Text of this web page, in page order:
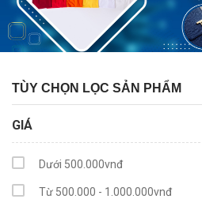
TÙY CHỌN LỌC SẢN PHẨM
GIÁ
Dưới 500.000vnđ
Từ 500.000 - 1.000.000vnđ